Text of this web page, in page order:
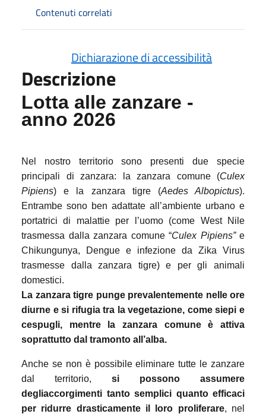
Contenuti correlati
Dichiarazione di accessibilità
Descrizione
Lotta alle zanzare -
anno 2026
Nel nostro territorio sono presenti due specie
principali di zanzara: la zanzara comune (Culex
Pipiens) e la zanzara tigre (Aedes Albopictus).
Entrambe sono ben adattate all’ambiente urbano e
portatrici di malattie per l’uomo (come West Nile
trasmessa dalla zanzara comune “Culex Pipiens” e
Chikungunya, Dengue e infezione da Zika Virus
trasmesse dalla zanzara tigre) e per gli animali
domestici.
La zanzara tigre punge prevalentemente nelle ore
diurne e si rifugia tra la vegetazione, come siepi e
cespugli, mentre la zanzara comune è attiva
soprattutto dal tramonto all’alba.
Anche se non è possibile eliminare tutte le zanzare
dal territorio, si possono assumere
degliaccorgimenti tanto semplici quanto efficaci
per ridurre drasticamente il loro proliferare, nel